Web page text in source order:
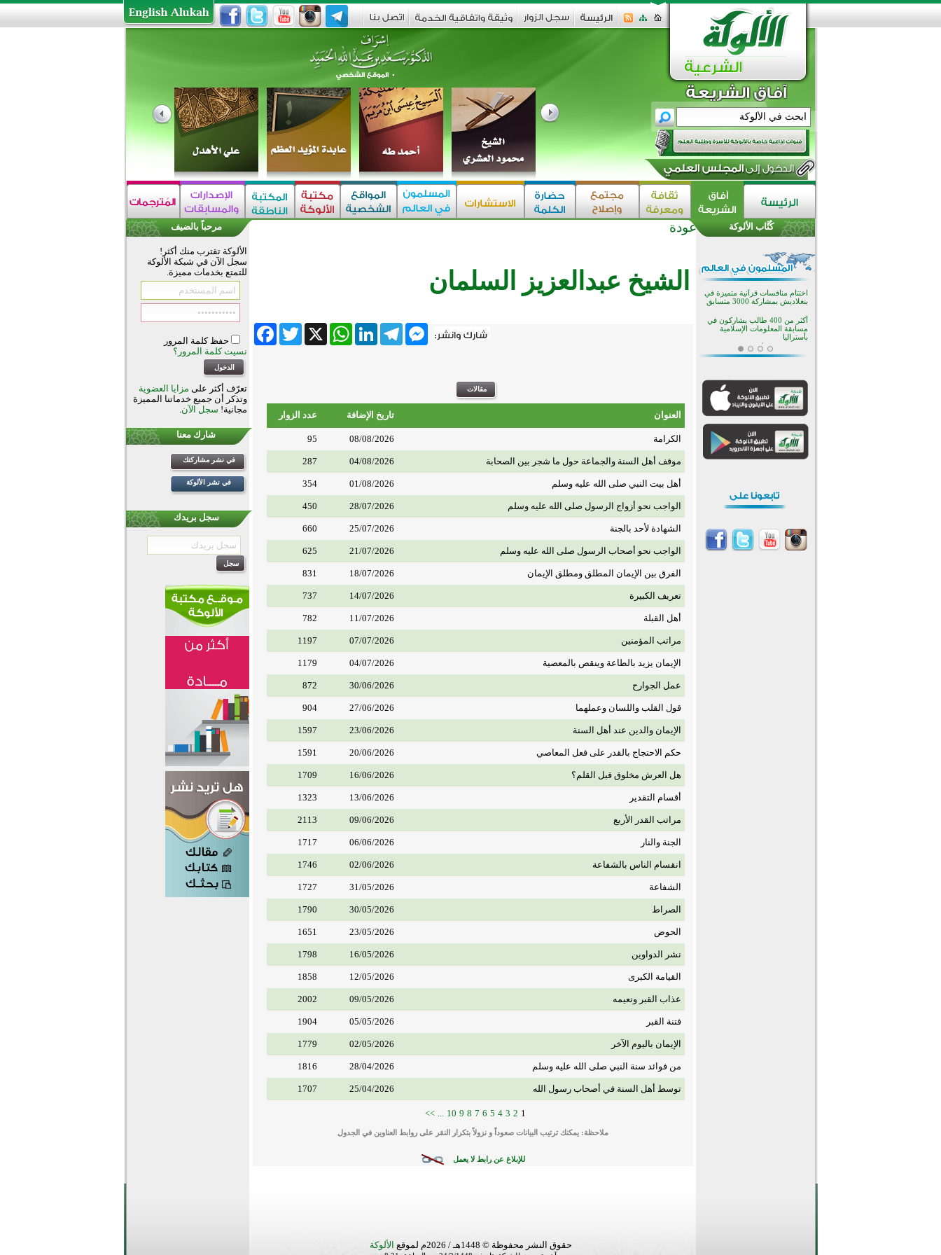
عودة
الشيخ عبدالعزيز السلمان
FacebookTwitter X
WhatsApp
LinkedIn
Telegram
Messenger
العنوان تاريخ الإضافة عدد الزوار
الكرامة 08/08/2026
95
موقف أهل السنة والجماعة حول ما شجر بين الصحابة 04/08/2026
287
أهل بيت النبي صلى الله عليه وسلم 01/08/2026
354
الواجب نحو أزواج الرسول صلى الله عليه وسلم 28/07/2026
450
الشهادة لأحد بالجنة 25/07/2026
660
الواجب نحو أصحاب الرسول صلى الله عليه وسلم 21/07/2026
625
الفرق بين الإيمان المطلق ومطلق الإيمان 18/07/2026
831
تعريف الكبيرة 14/07/2026
737
أهل القبلة 11/07/2026
782
مراتب المؤمنين 07/07/2026
1197
الإيمان يزيد بالطاعة وينقص بالمعصية 04/07/2026
1179
عمل الجوارح 30/06/2026
872
قول القلب واللسان وعملهما 27/06/2026
904
الإيمان والدين عند أهل السنة 23/06/2026
1597
حكم الاحتجاج بالقدر على فعل المعاصي 20/06/2026
1591
هل العرش مخلوق قبل القلم؟ 16/06/2026
1709
أقسام التقدير 13/06/2026
1323
مراتب القدر الأربع 09/06/2026
2113
الجنة والنار 06/06/2026
1717
انقسام الناس بالشفاعة 02/06/2026
1746
الشفاعة 31/05/2026
1727
الصراط 30/05/2026
1790
الحوض 23/05/2026
1651
نشر الدواوين 16/05/2026
1798
القيامة الكبرى 12/05/2026
1858
عذاب القبر ونعيمه 09/05/2026
2002
فتنة القبر 05/05/2026
1904
الإيمان باليوم الآخر 02/05/2026
1779
من فوائد سنة النبي صلى الله عليه وسلم 28/04/2026
1816
توسط أهل السنة في أصحاب رسول الله 25/04/2026
1707
1
2
3
4
5
6
7
8
9
10
>>
ملاحظة: يمكنك ترتيب البيانات صعوداً و نزولاً بتكرار النقر على روابط العناوين في الجدول
للإبلاغ عن رابط لا يعمل
مرحباً بالضيف
الألوكة تقترب منك أكثر!
سجل الآن في شبكة الألوكة
للتمتع بخدمات مميزة.
حفظ كلمة المرور
نسيت كلمة المرور؟
تعرّف أكثر على مزايا العضوية
وتذكر أن جميع خدماتنا المميزة
مجانية! سجل الآن.
شارك معنا
في نشر مشاركتك
في نشر الألوكة
سجل بريدك
كُتَّاب الألوكة
اختتام الدورة التاسعة لمسابقة حفظ
تيسليتش تختتم برنامجا تعليميا لتعزيز
القيم وبناء الشخصية للشباب
المسلمين
اختتام منافسات قرآنية متميزة في
بنغلاديش بمشاركة 3000 متسابق
أكثر من 400 طالب يشاركون في
مسابقة المعلومات الإسلامية
بأستراليا
افتتاح تاريخي لأول مسجد في بلييفليا
بالجبل الأسود منذ أكثر من قرن
مسجد جديد في أجواء إيمانية مميزة
أكبر مشروع إسلامي في ريف
أستراليا يفتتح أبوابه بعد سنوات من
القرآن والتربية في صدارة البرامج
الصيفية للمسلمين في بينزا
وساراتوف وموردوفيا هذا العام
اختتام الدورة التاسعة لمسابقة حفظ
القيم وبناء الشخصية للشباب
المسلمين
أكثر من 400 طالب يشاركون في
مسابقة المعلومات الإسلامية
حقوق النشر محفوظة © 1448هـ / 2026م لموقع الألوكة